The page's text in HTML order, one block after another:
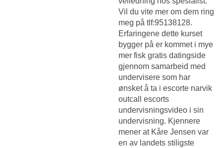
Vil du vite mer om dem ring
meg på tlf:95138128.
Erfaringene dette kurset
bygger på er kommet i mye
mer fisk gratis datingside
gjennom samarbeid med
undervisere som har
ønsket å ta i escorte narvik
outcall escorts
undervisningsvideo i sin
undervisning. Kjennere
mener at Kåre Jensen var
en av landets stiligste